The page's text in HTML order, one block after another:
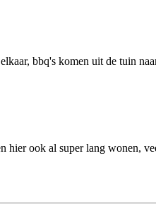
bbq's komen uit de tuin
hier ook al super lang